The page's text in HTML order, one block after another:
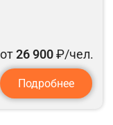
от26 900₽/чел.
Подробнее